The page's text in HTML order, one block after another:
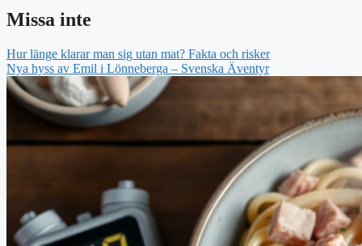
Missa inte
Hur länge klarar man sig utan mat? Fakta och risker
Nya hyss av Emil i Lönneberga – Svenska Äventyr